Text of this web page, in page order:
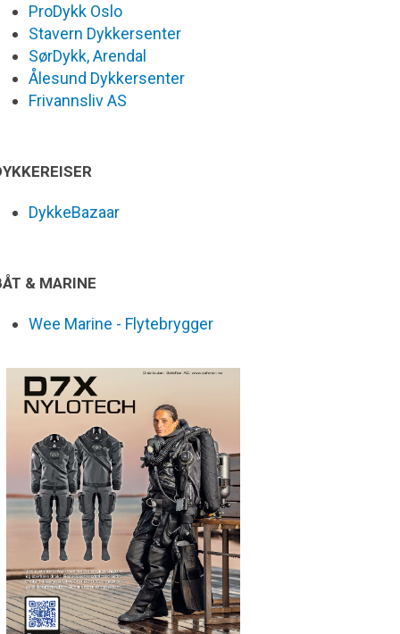
ProDykk Oslo
Stavern Dykkersenter
SørDykk, Arendal
Ålesund Dykkersenter
Frivannsliv AS
DykkeBazaar
& MARINE
Wee Marine - Flytebrygger